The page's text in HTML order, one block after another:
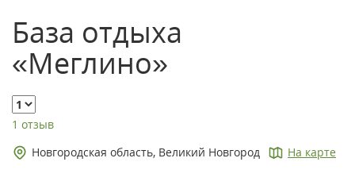
База отдыха
«Меглино»
1 отзыв
Новгородская область, Великий Новгород
На карте